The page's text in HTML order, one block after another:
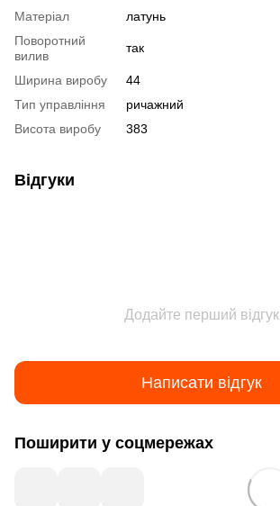
Матеріал
латунь
Поворотний
вилив
так
Ширина виробу
44
Тип управління
ричажний
Висота виробу
383
Відгуки
Додайте перший відгук
Написати відгук
Поширити у соцмережах